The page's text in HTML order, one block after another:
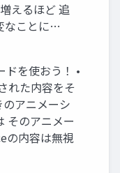
えるほど 追
なことに…
を使おう！ •
れた内容をそ
アニメーシ
そのアニメー
の内容は無視